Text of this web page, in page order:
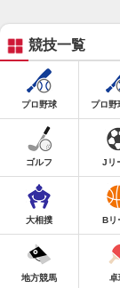
競技一覧
プロ野球 プロ野
ゴルフ Jリ
大相撲 Bリ
地方競馬 卓